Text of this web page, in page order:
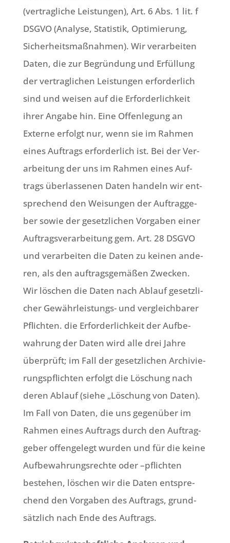
(ver­trag­li­che Lei­stun­gen), Art. 6 Abs. 1 lit. f
DSGVO (Ana­ly­se, Sta­ti­stik, Opti­mie­rung,
Sicher­heits­maß­nah­men). Wir ver­ar­bei­ten
Daten, die zur Begrün­dung und Erfül­lung
der ver­trag­li­chen Lei­stun­gen erfor­der­lich
sind und wei­sen auf die Erfor­der­lich­keit
ihrer Anga­be hin. Eine Offen­le­gung an
Exter­ne erfolgt nur, wenn sie im Rah­men
eines Auf­trags erfor­der­lich ist. Bei der Ver­
ar­bei­tung der uns im Rah­men eines Auf­
trags über­las­se­nen Daten han­deln wir ent­
spre­chend den Wei­sun­gen der Auf­trag­ge­
ber sowie der gesetz­li­chen Vor­ga­ben einer
Auf­trags­ver­ar­bei­tung gem. Art. 28 DSGVO
und ver­ar­bei­ten die Daten zu kei­nen ande­
ren, als den auf­trags­ge­mä­ßen Zwecken.
Wir löschen die Daten nach Ablauf gesetz­li­
cher Gewähr­lei­stungs- und ver­gleich­ba­rer
Pflich­ten. die Erfor­der­lich­keit der Auf­be­
wah­rung der Daten wird alle drei Jah­re
über­prüft; im Fall der gesetz­li­chen Archi­vie­
rungs­pflich­ten erfolgt die Löschung nach
deren Ablauf (sie­he „Löschung von Daten).
Im Fall von Daten, die uns gegen­über im
Rah­men eines Auf­trags durch den Auf­trag­
ge­ber offen­ge­legt wur­den und für die kei­ne
Auf­be­wah­rungs­rech­te oder –pflich­ten
bestehen, löschen wir die Daten ent­spre­
chend den Vor­ga­ben des Auf­trags, grund­
sätz­lich nach Ende des Auftrags.